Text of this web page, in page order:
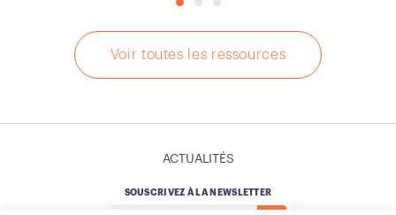
Voir toutes les ressources
ACTUALITÉS
SOUSCRIVEZ À LA NEWSLETTER